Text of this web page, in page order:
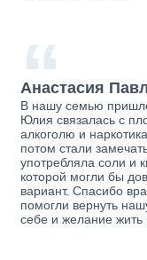
“
Анастасия
В нашу семью
Юлия связалась с
алкоголю и
потом стали
употребляла соли и
которой могли бы
вариант. Спасибо
помогли вернуть
себе и желание жить